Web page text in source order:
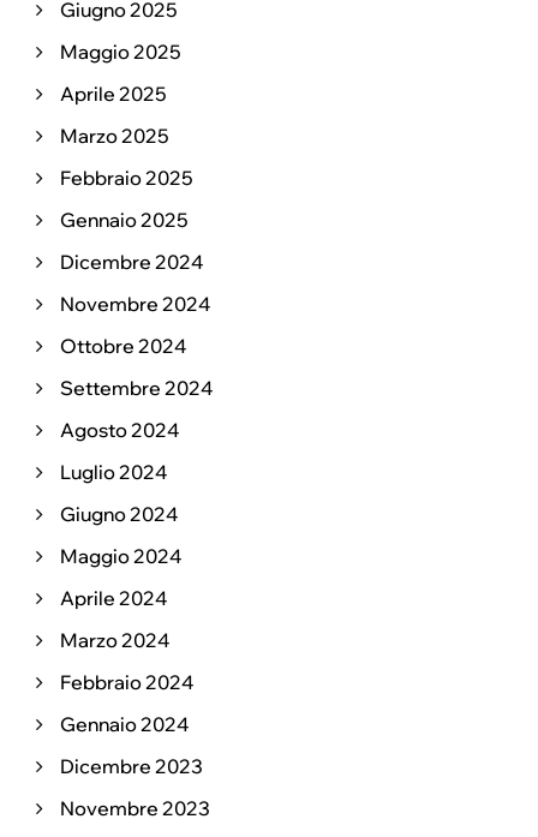
Giugno 2025
Maggio 2025
Aprile 2025
Marzo 2025
Febbraio 2025
Gennaio 2025
Dicembre 2024
Novembre 2024
Ottobre 2024
Settembre 2024
Agosto 2024
Luglio 2024
Giugno 2024
Maggio 2024
Aprile 2024
Marzo 2024
Febbraio 2024
Gennaio 2024
Dicembre 2023
Novembre 2023